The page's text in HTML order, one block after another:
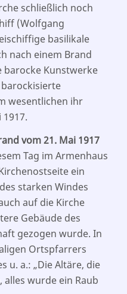
schließlich noch
(Wolfgang
basilikale
nach einem Brand
barocke Kunstwerke
wesentlichen ihr
vom 21. Mai 1917
Tag im Armenhaus
ein
starken Windes
auf die Kirche
Gebäude des
gezogen wurde. In
Ortspfarrers
u. a.: „Die Altäre, die
wurde ein Raub